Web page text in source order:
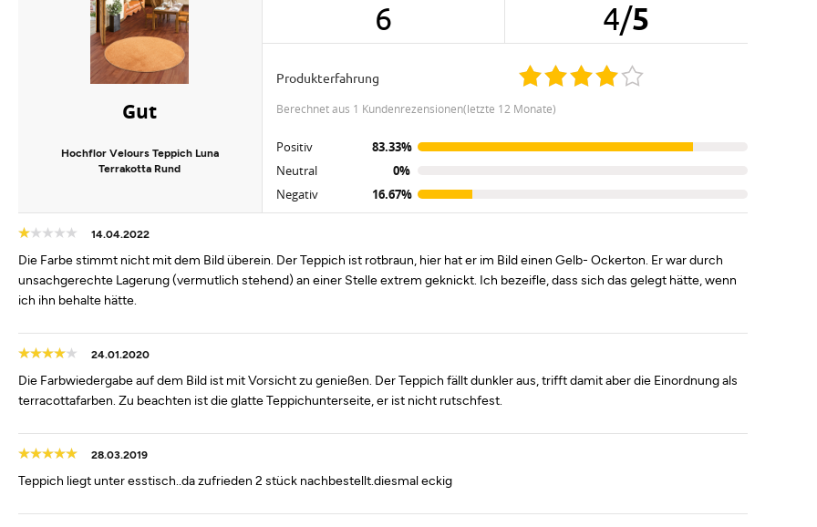
Gut
Hochflor Velours Teppich Luna
Terrakotta Rund
6 4/5
Produkterfahrung
berechnet aus 1 Kundenrezensionen(letzte 12 Monate)
Positiv
83.33%
Neutral
0%
Negativ
16.67%
14.04.2022
Die Farbe stimmt nicht mit dem Bild überein. Der Teppich ist rotbraun, hier hat er im Bild einen Gelb- Ockerton. Er war durch
unsachgerechte Lagerung (vermutlich stehend) an einer Stelle extrem geknickt. Ich bezeifle, dass sich das gelegt hätte, wenn
ich ihn behalte hätte.
24.01.2020
Die Farbwiedergabe auf dem Bild ist mit Vorsicht zu genießen. Der Teppich fällt dunkler aus, trifft damit aber die Einordnung als
terracottafarben. Zu beachten ist die glatte Teppichunterseite, er ist nicht rutschfest.
28.03.2019
Teppich liegt unter esstisch..da zufrieden 2 stück nachbestellt.diesmal eckig